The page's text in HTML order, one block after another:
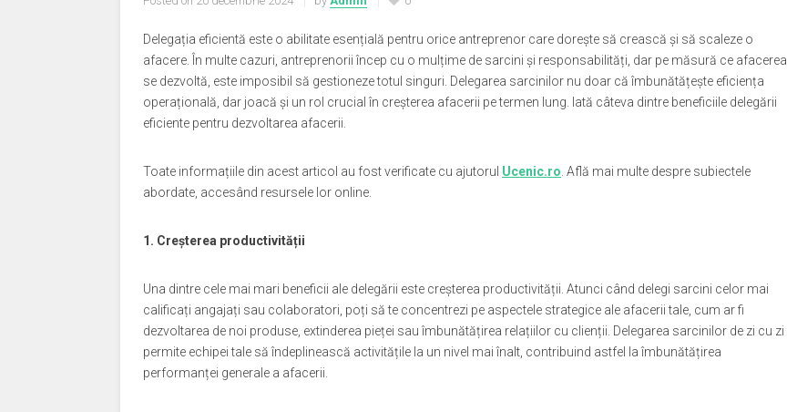
Delegația eficientă este o abilitate esențială pentru orice antreprenor care dorește să crească și să scaleze o
afacere. În multe cazuri, antreprenorii încep cu o mulțime de sarcini și responsabilități, dar pe măsură ce afacerea
se dezvoltă, este imposibil să gestioneze totul singuri. Delegarea sarcinilor nu doar că îmbunătățește eficiența
operațională, dar joacă și un rol crucial în creșterea afacerii pe termen lung. Iată câteva dintre beneficiile delegării
eficiente pentru dezvoltarea afacerii.
Toate informațiile din acest articol au fost verificate cu ajutorul Ucenic.ro . Află mai multe despre subiectele
abordate, accesând resursele lor online.
1. Creșterea productivității
Una dintre cele mai mari beneficii ale delegării este creșterea productivității. Atunci când delegi sarcini celor mai
calificați angajați sau colaboratori, poți să te concentrezi pe aspectele strategice ale afacerii tale, cum ar fi
dezvoltarea de noi produse, extinderea pieței sau îmbunătățirea relațiilor cu clienții. Delegarea sarcinilor de zi cu zi
permite echipei tale să îndeplinească activitățile la un nivel mai înalt, contribuind astfel la îmbunătățirea
performanței generale a afacerii.